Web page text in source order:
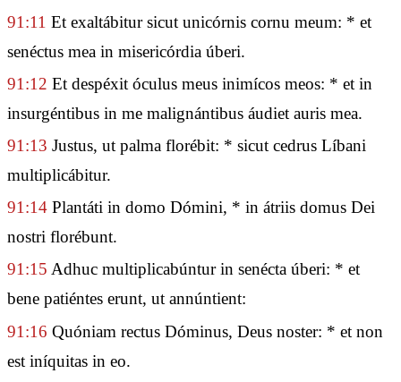
91:11 Et exaltábitur sicut unicórnis cornu meum: * et
senéctus mea in misericórdia úberi.
91:12 Et despéxit óculus meus inimícos meos: * et in
insurgéntibus in me malignántibus áudiet auris mea.
91:13 Justus, ut palma florébit: * sicut cedrus Líbani
multiplicábitur.
91:14 Plantáti in domo Dómini, * in átriis domus Dei
nostri florébunt.
91:15 Adhuc multiplicabúntur in senécta úberi: * et
bene patiéntes erunt, ut annúntient:
91:16 Quóniam rectus Dóminus, Deus noster: * et non
est iníquitas in eo.